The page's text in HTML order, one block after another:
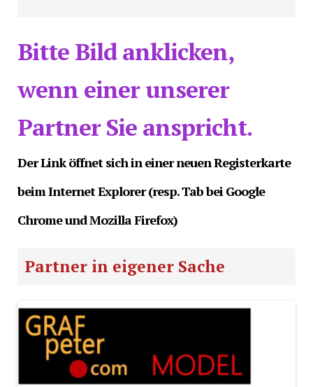
Bitte Bild anklicken,
wenn einer unserer
Partner Sie anspricht.
Der Link öffnet sich in einer neuen Registerkarte
beim Internet Explorer (resp. Tab bei Google
Chrome und Mozilla Firefox)
Partner in eigener Sache